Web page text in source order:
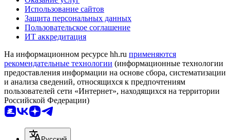
Использование сайтов
Защита персональных данных
Пользовательское соглашение
ИТ аккредитация
На информационном ресурсе hh.ru применяются
рекомендательные технологии (информационные технологии
предоставления информации на основе сбора, систематизации
и анализа сведений, относящихся к предпочтениям
пользователей сети «Интернет», находящихся на территории
Российской Федерации)